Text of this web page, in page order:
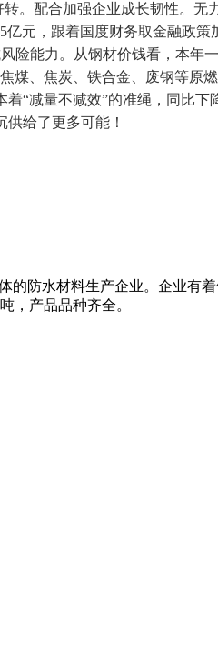
。配合加强企业成长韧性。
元，跟着国度财务取金融政
险能力。从钢材价钱看，本年
煤、焦炭、铁合金、废钢等
“减量不减效”的准绳，同比
给了更多可能！
防水材料生产企业。企业有
，产品品种齐全。